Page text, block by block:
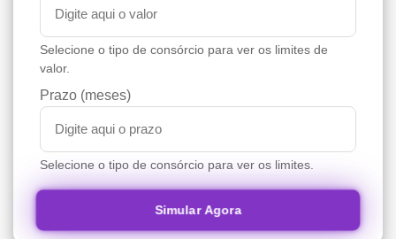
Selecione o tipo de consórcio para ver os limites de
valor.
Prazo (meses)
Selecione o tipo de consórcio para ver os limites.
Simular Agora